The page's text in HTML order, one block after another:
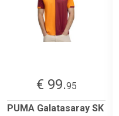
€ 99.95
PUMA Galatasaray SK